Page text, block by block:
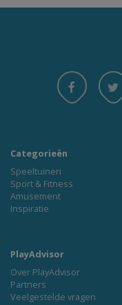
Categorieën
Speeltuinen
Sport & Fitness
Amusement
Inspiratie
PlayAdvisor
Over PlayAdvisor
Partners
Veelgestelde vragen